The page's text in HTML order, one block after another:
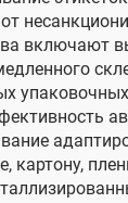
включают
картону,